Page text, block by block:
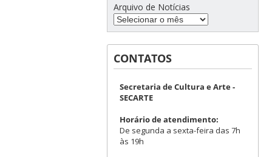
Arquivo de Notícias
CONTATOS
Secretaria de Cultura e Arte -
SECARTE
Horário de atendimento:
De segunda a sexta-feira das 7h
às 19h